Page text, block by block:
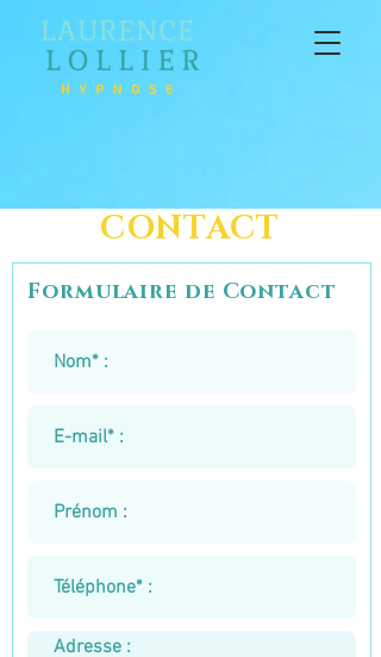
CONTACT
Formulaire de Contact